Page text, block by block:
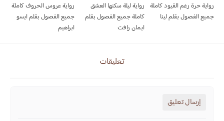
رواية حرة رغم القيود كاملة
جميع الفصول بقلم لينا
رواية ليلة سكنها العشق
كاملة جميع الفصول بقلم
ايمان رافت
رواية عروس الحروف كاملة
جميع الفصول بقلم ايسو
ابراهيم
تعليقات
إرسال تعليق